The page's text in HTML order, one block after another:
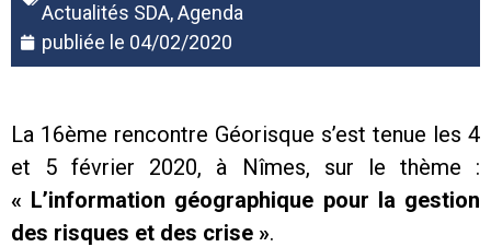
Actualités SDA,Agenda
publiée le 04/02/2020
La 16ème rencontre Géorisque s’est tenue les 4
et 5 février 2020, à Nîmes, sur le thème :
« L’information géographique pour la gestion
des risques et des crise ».